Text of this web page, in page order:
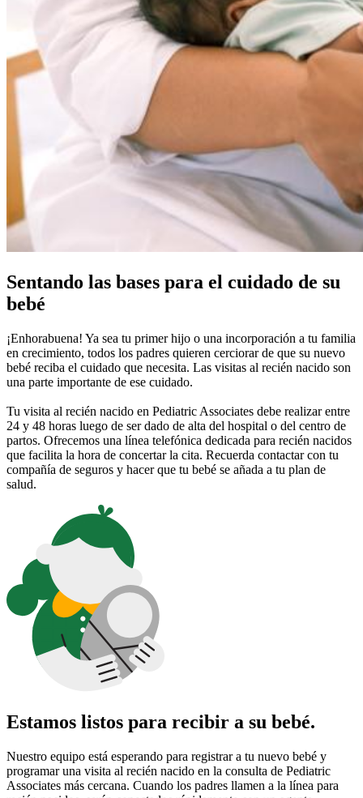
Sentando las bases para el cuidado de su
bebé
¡Enhorabuena! Ya sea tu primer hijo o una incorporación a tu familia
en crecimiento, todos los padres quieren cerciorar de que su nuevo
bebé reciba el cuidado que necesita. Las visitas al recién nacido son
una parte importante de ese cuidado.
Tu visita al recién nacido en Pediatric Associates debe realizar entre
24 y 48 horas luego de ser dado de alta del hospital o del centro de
partos. Ofrecemos una línea telefónica dedicada para recién nacidos
que facilita la hora de concertar la cita. Recuerda contactar con tu
compañía de seguros y hacer que tu bebé se añada a tu plan de
salud.
Estamos listos para recibir a su bebé.
Nuestro equipo está esperando para registrar a tu nuevo bebé y
programar una visita al recién nacido en la consulta de Pediatric
Associates más cercana. Cuando los padres llamen a la línea para